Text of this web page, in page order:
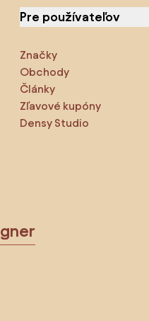
Pre používateľov
Značky
Obchody
Články
Zľavové kupóny
Densy Studio